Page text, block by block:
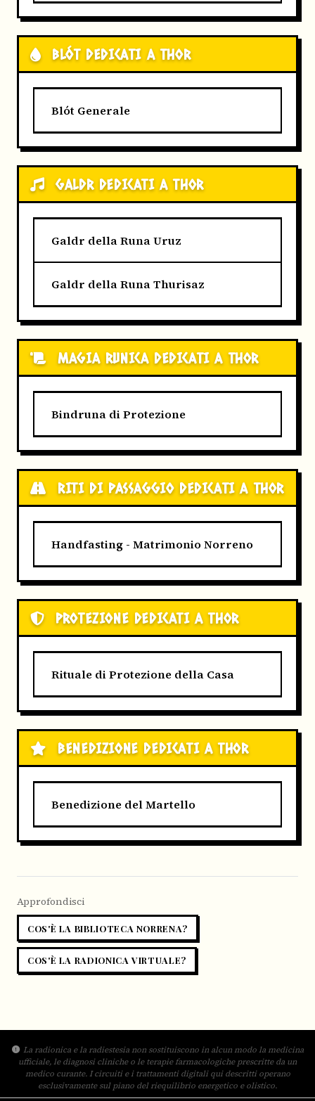
BLÓT DEDICATI A THOR
Blót Generale
GALDR DEDICATI A THOR
Galdr della Runa Uruz
Galdr della Runa Thurisaz
MAGIA RUNICA DEDICATI A THOR
Bindruna di Protezione
RITI DI PASSAGGIO DEDICATI A THOR
Handfasting - Matrimonio Norreno
PROTEZIONE DEDICATI A THOR
Rituale di Protezione della Casa
BENEDIZIONE DEDICATI A THOR
Benedizione del Martello
Approfondisci
COS'È LA BIBLIOTECA NORRENA?
COS'È LA RADIONICA VIRTUALE?
La radionica e la radiestesia non sostituiscono in alcun modo la medicina
ufficiale, le diagnosi cliniche o le terapie farmacologiche prescritte da un
medico curante. I circuiti e i trattamenti digitali qui descritti operano
esclusivamente sul piano del riequilibrio energetico e olistico.